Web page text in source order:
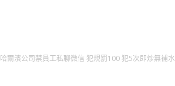
哈爾濱公司禁員工私聊微信 犯規罰100 犯5次即炒無補水